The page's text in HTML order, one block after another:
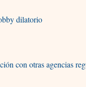
dilatorio
con otras agencias